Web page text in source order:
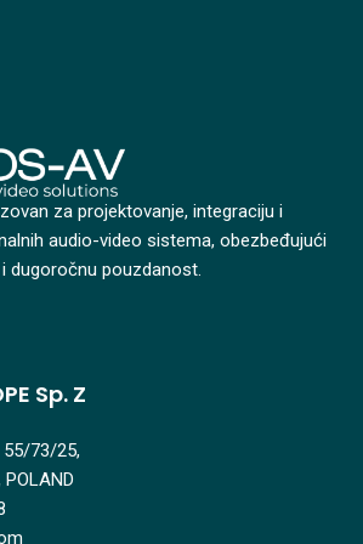
za projektovanje, integraciju i
audio-video sistema, obezbeđujući
dugoročnu pouzdanost.
Sp. Z
55/73/25,